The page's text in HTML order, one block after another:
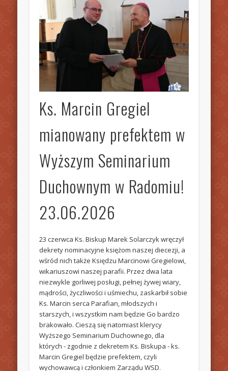
Ks. Marcin Gregiel
mianowany prefektem w
Wyższym Seminarium
Duchownym w Radomiu!
23.06.2026
23 czerwca Ks. Biskup Marek Solarczyk wręczył
dekrety nominacyjne księżom naszej diecezji, a
wśród nich także Księdzu Marcinowi Gregielowi,
wikariuszowi naszej parafii. Przez dwa lata
niezwykle gorliwej posługi, pełnej żywej wiary,
mądrości, życzliwości i uśmiechu, zaskarbił sobie
Ks. Marcin serca Parafian, młodszych i
starszych, i wszystkim nam będzie Go bardzo
brakowało. Cieszą się natomiast klerycy
Wyższego Seminarium Duchownego, dla
których - zgodnie z dekretem Ks. Biskupa - ks.
Marcin Gregiel będzie prefektem, czyli
wychowawcą i członkiem Zarządu WSD.